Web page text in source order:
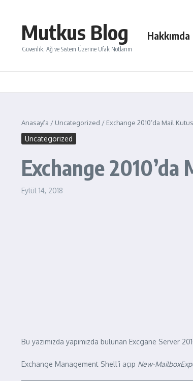
Mutkus Blog
Güvenlik, Ağ ve Sistem Üzerine Ufak Notlarım
Hakkımda
Anasayfa / Uncategorized / Exchange 2010’da Mail
Uncategorized
Exchange
Eylül 14, 2018
Bu yazımızda yapımızda bulunan Excgane Server
Exchange Management Shell’i açıp New-